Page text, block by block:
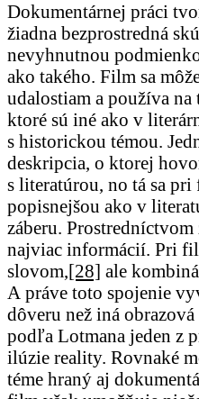
Dokumentárnej práci
žiadna bezprostredná
nevyhnutnou
ako takého. Film sa
udalostiam a používa
ktoré sú iné ako v
s historickou témou.
deskripcia, o ktorej
s literatúrou, no tá sa pri
popisnejšou ako v
záberu.
najviac informácií. Pri
slovom,[28] ale
A práve toto spojenie
dôveru než iná
podľa Lotmana jeden z
ilúzie reality. Rovnaké
téme hraný aj